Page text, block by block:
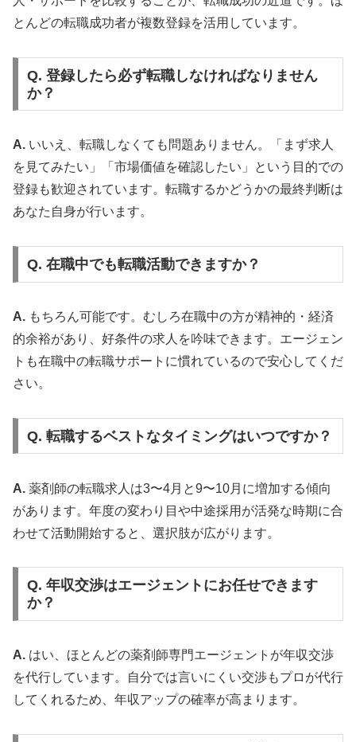
とんどの転職成功者が複数登録を活用しています。
Q. 登録したら必ず転職しなければなりません
か？
A. いいえ、転職しなくても問題ありません。「まず求人
を見てみたい」「市場価値を確認したい」という目的での
登録も歓迎されています。転職するかどうかの最終判断は
あなた自身が行います。
Q. 在職中でも転職活動できますか？
A. もちろん可能です。むしろ在職中の方が精神的・経済
的余裕があり、好条件の求人を吟味できます。エージェン
トも在職中の転職サポートに慣れているので安心してくだ
さい。
Q. 転職するベストなタイミングはいつですか？
A. 薬剤師の転職求人は3〜4月と9〜10月に増加する傾向
があります。年度の変わり目や中途採用が活発な時期に合
わせて活動開始すると、選択肢が広がります。
Q. 年収交渉はエージェントにお任せできます
か？
A. はい、ほとんどの薬剤師専門エージェントが年収交渉
を代行しています。自分では言いにくい交渉もプロが代行
してくれるため、年収アップの確率が高まります。